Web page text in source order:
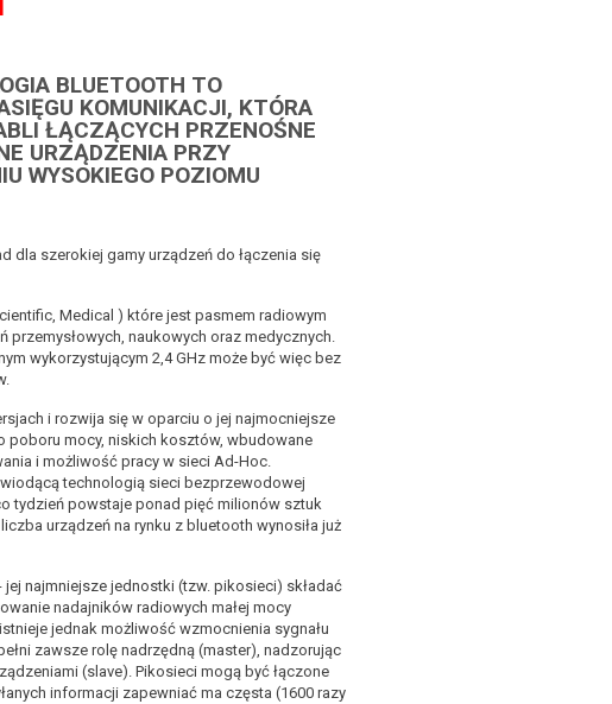
BLUETOOTH TO
KOMUNIKACJI, KTÓRA
ŁĄCZĄCYCH PRZENOŚNE
URZĄDZENIA PRZY
WYSOKIEGO POZIOMU
dla szerokiej gamy urządzeń do łączenia się
Medical ) które jest pasmem radiowym
naukowych oraz medycznych.
wykorzystującym 2,4 GHz może być więc bez
i rozwija się w oparciu o jej najmocniejsze
poboru mocy, niskich kosztów, wbudowane
i możliwość pracy w sieci Ad-Hoc.
technologią sieci bezprzewodowej
tydzień powstaje ponad pięć milionów sztuk
urządzeń na rynku z bluetooth wynosiła już
najmniejsze jednostki (tzw. pikosieci) składać
nadajników radiowych małej mocy
jednak możliwość wzmocnienia sygnału
zawsze rolę nadrzędną (master), nadzorując
(slave). Pikosieci mogą być łączone
informacji zapewniać ma częsta (1600 razy